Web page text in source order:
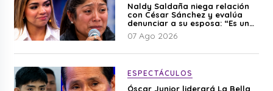
Naldy Saldaña niega relación
con César Sánchez y evalúa
denunciar a su esposa: “Es una
difamación”
07 Ago 2026
ESPECTÁCULOS
Óscar Junior liderará La Bella